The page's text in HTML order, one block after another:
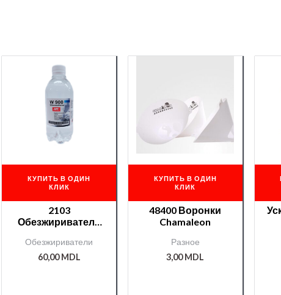
КУПИТЬ В ОДИН
КЛИК
2103
Обезжириватель
Обезжириватели
60,00MDL
КУПИТЬ В ОДИН
КЛИК
48400 Воронки
Chamaleon
Разное
3,00MDL